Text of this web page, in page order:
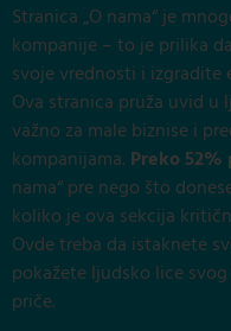
Stranica „O nama“ je
kompanije – to je prilika
svoje vrednosti i izgradite
Ova stranica pruža uvid u
važno za male biznise i
kompanijama. Preko 52%
nama“ pre nego što
koliko je ova sekcija
Ovde treba da istaknete
pokažete ljudsko lice
priče.